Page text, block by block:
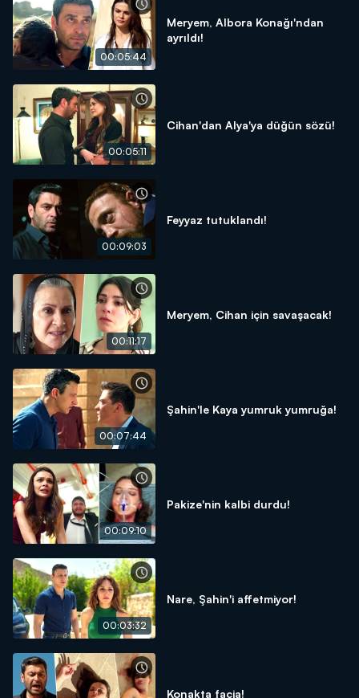
00:05:44
Meryem, Albora Konağı'ndan
ayrıldı!
00:05:11
Cihan'dan Alya'ya düğün sözü!
00:09:03
Feyyaz tutuklandı!
00:11:17
Meryem, Cihan için savaşacak!
00:07:44
Şahin'le Kaya yumruk yumruğa!
00:09:10
Pakize'nin kalbi durdu!
00:03:32
Nare, Şahin'i affetmiyor!
Konakta facia!